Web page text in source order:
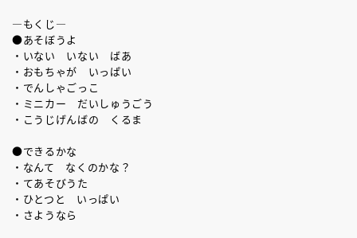
―もくじ―
●あそぼうよ
・いない いない ばあ
・おもちゃが いっぱい
・でんしゃごっこ
・ミニカー だいしゅうごう
・こうじげんばの くるま
●できるかな
・なんて なくのかな？
・てあそびうた
・ひとつと いっぱい
・さようなら